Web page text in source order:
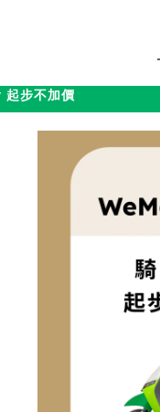
步不加價